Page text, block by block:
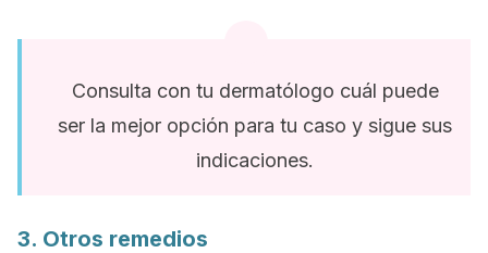
Consulta con tu dermatólogo cuál puede
ser la mejor opción para tu caso y sigue sus
indicaciones.
3. Otros remedios